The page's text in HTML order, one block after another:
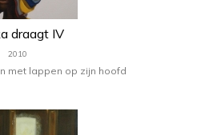
draagt IV
2010
met lappen op zijn hoofd